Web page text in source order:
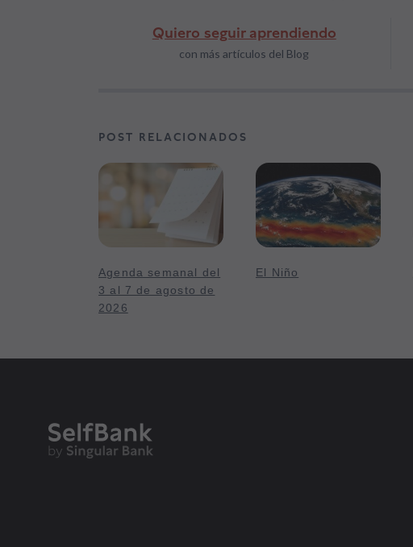
Quiero seguir aprendiendo
con más artículos del Blog
POST RELACIONADOS
Agenda semanal del
3 al 7 de agosto de
2026
El Niño